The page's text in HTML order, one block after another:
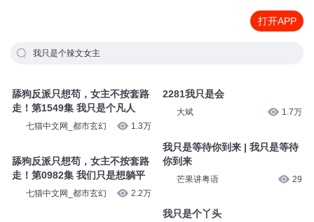
打开APP
我只是个辣文女主
舔狗反派只想苟，女主不按套路
走！第1549集 我只是个凡人
七猫中文网_都市玄幻 1.3万
舔狗反派只想苟，女主不按套路
走！第0982集 我们只是想躺平
七猫中文网_都市玄幻 2.2万
2281我只是会
大斌 1.7万
我只是等待你到来 | 我只是等待
你到来
芒果讲粤语 29
我只是个丫头